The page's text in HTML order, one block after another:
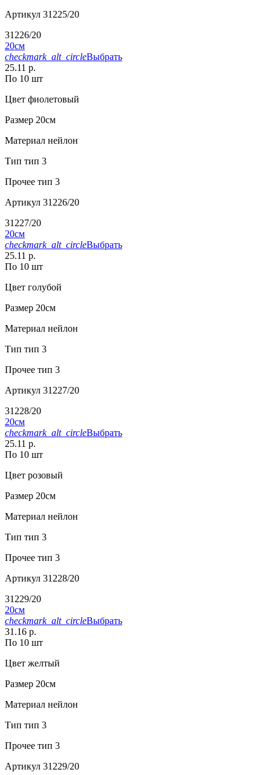
Артикул 31225/20
31226/20
20см
checkmark_alt_circleВыбрать
25.11 р.
По 10 шт
Цвет фиолетовый
Размер 20см
Материал нейлон
Тип тип 3
Прочее тип 3
Артикул 31226/20
31227/20
20см
checkmark_alt_circleВыбрать
25.11 р.
По 10 шт
Цвет голубой
Размер 20см
Материал нейлон
Тип тип 3
Прочее тип 3
Артикул 31227/20
31228/20
20см
checkmark_alt_circleВыбрать
25.11 р.
По 10 шт
Цвет розовый
Размер 20см
Материал нейлон
Тип тип 3
Прочее тип 3
Артикул 31228/20
31229/20
20см
checkmark_alt_circleВыбрать
31.16 р.
По 10 шт
Цвет желтый
Размер 20см
Материал нейлон
Тип тип 3
Прочее тип 3
Артикул 31229/20